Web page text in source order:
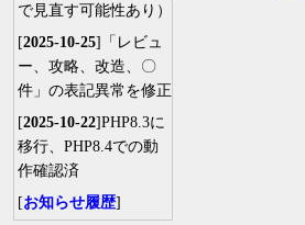
で見直す可能性あり）
[2025-10-25]「レビュ
ー、攻略、改造、〇
件」の表記異常を修正
[2025-10-22]PHP8.3に
移行、PHP8.4での動
作確認済
[お知らせ履歴]